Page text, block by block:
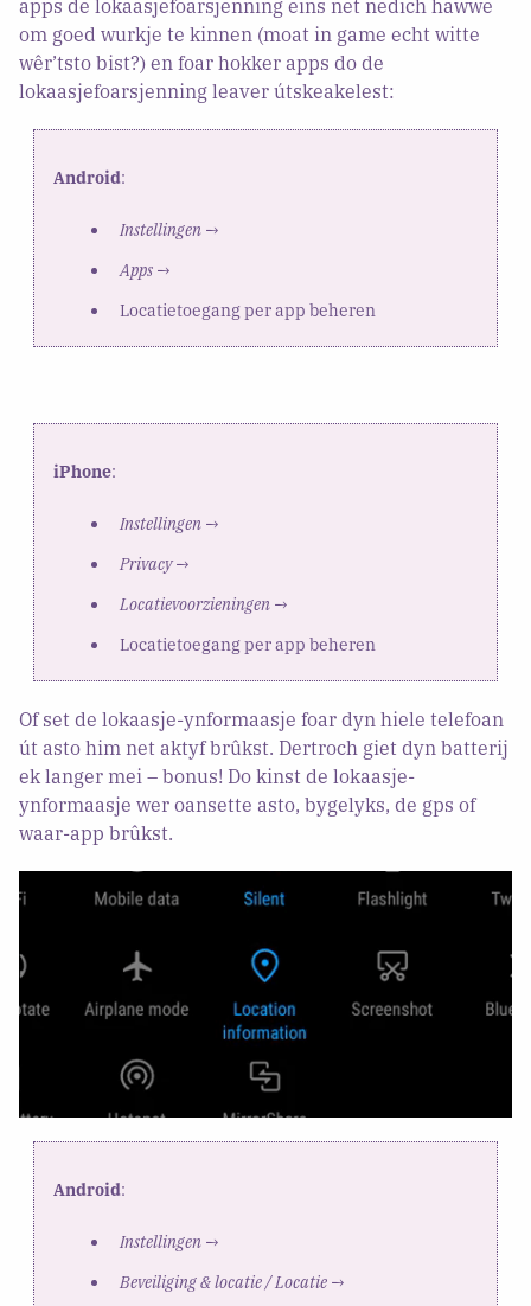
apps de lokaasjefoarsjenning eins net nedich hawwe
om goed wurkje te kinnen (moat in game echt witte
wêr’tsto bist?) en foar hokker apps do de
lokaasjefoarsjenning leaver útskeakelest:
Android:
Instellingen→
Apps→
Locatietoegang per app beheren
iPhone:
Instellingen→
Privacy→
Locatievoorzieningen→
Locatietoegang per app beheren
Of set de lokaasje-ynformaasje foar dyn hiele telefoan
út asto him net aktyf brûkst. Dertroch giet dyn batterij
ek langer mei – bonus! Do kinst de lokaasje-
ynformaasje wer oansette asto, bygelyks, de gps of
waar-app brûkst.
Android:
Instellingen→
Beveiliging & locatie / Locatie→